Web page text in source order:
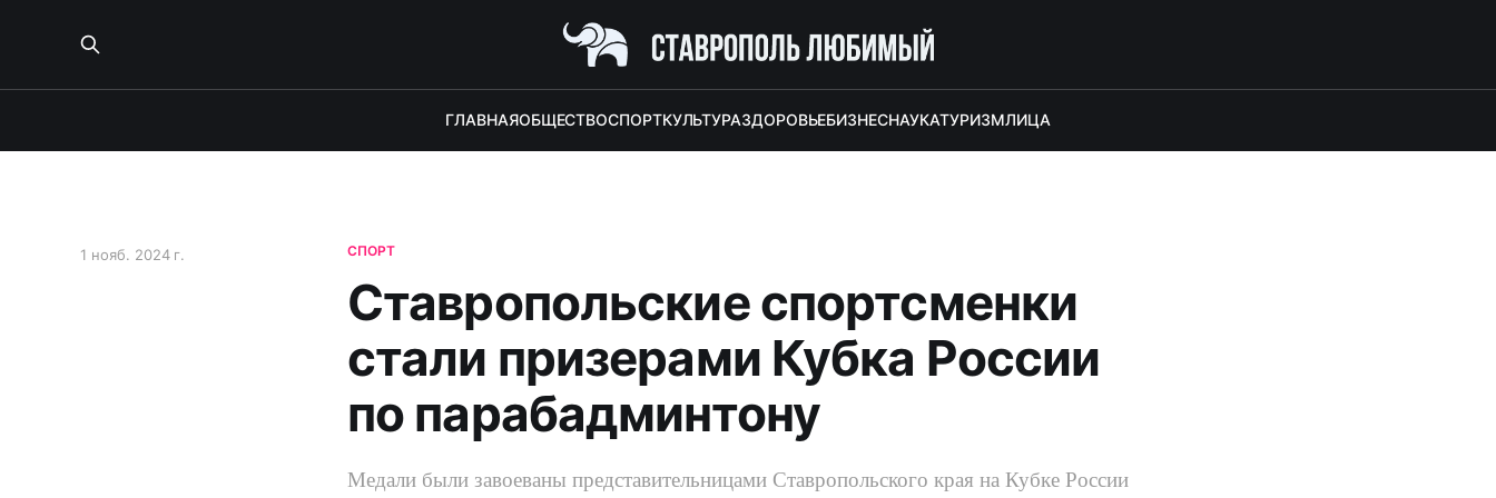
ГЛАВНАЯОБЩЕСТВОСПОРТКУЛЬТУРАЗДОРОВЬЕБИЗНЕСНАУКАТУРИЗМЛИЦА
СПОРТ
Ставропольские спортсменки
стали призерами Кубка России
по парабадминтону
1 нояб. 2024 г.
Медали были завоеваны представительницами Ставропольского края на Кубке России